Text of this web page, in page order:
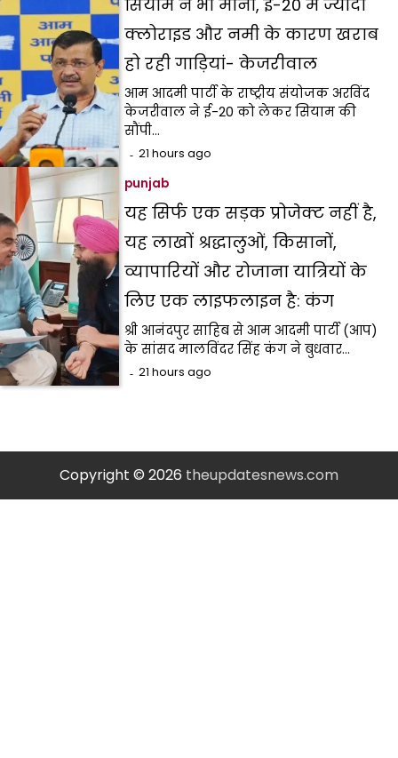
सियाम ने भी माना, ई-20 में ज्यादा
क्लोराइड और नमी के कारण खराब
हो रही गाड़ियां- केजरीवाल
आम आदमी पार्टी के राष्ट्रीय संयोजक अरविंद
केजरीवाल ने ई-20 को लेकर सियाम की
सौंपी…
21 hours ago
punjab
यह सिर्फ एक सड़क प्रोजेक्ट नहीं है,
यह लाखों श्रद्धालुओं, किसानों,
व्यापारियों और रोजाना यात्रियों के
लिए एक लाइफलाइन है: कंग
श्री आनंदपुर साहिब से आम आदमी पार्टी (आप)
के सांसद मालविंदर सिंह कंग ने बुधवार…
21 hours ago
Copyright © 2026 theupdatesnews.com